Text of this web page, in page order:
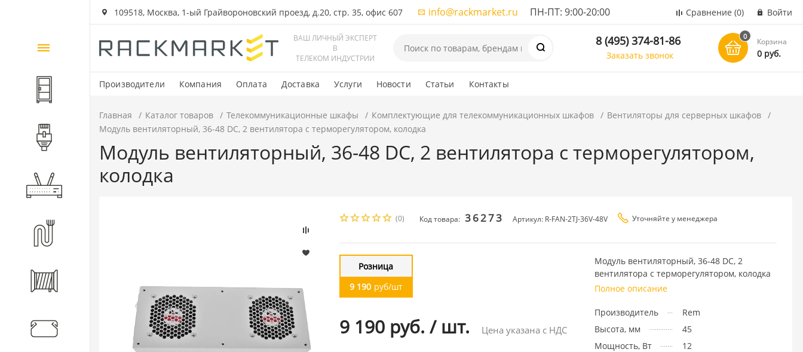
109518, Москва, 1-ый Грайвороновский проезд, д.20, стр. 35, офис 607 info@rackmarket.ru ПН-ПТ: 9:00-20:00 Сравнение (0) Войти
ВАШ ЛИЧНЫЙ ЭКСПЕРТ
В
ТЕЛЕКОМ ИНДУСТРИИ
8 (495) 374-81-86
Заказать звонок
0
Корзина
0 руб.
Производители Компания Оплата Доставка Услуги Новости Статьи Контакты
Каталог
товаров
Шкафы и стойки
Компоненты СКС
Активное оборудование
Кабеленесущие системы
Главная Каталог товаров Телекоммуникационные шкафы Комплектующие для телекоммуникационных шкафов
Вентиляторы для серверных шкафов
Модуль вентиляторный, 36-48 DC, 2 вентилятора с терморегулятором, колодка
Модуль вентиляторный, 36-48 DC, 2 вентилятора с терморегулятором,
колодка
(0) Код товара: 36273 Артикул: R-FAN-2TJ-36V-48V Уточняйте у менеджера
Розница
9 190 руб/шт
9 190 руб. / шт. Цена указана с НДС
Модуль вентиляторный, 36-48 DC, 2
вентилятора с терморегулятором, колодка
Полное описание
Производитель
Rem
Высота, мм
45
Мощность, Вт
12